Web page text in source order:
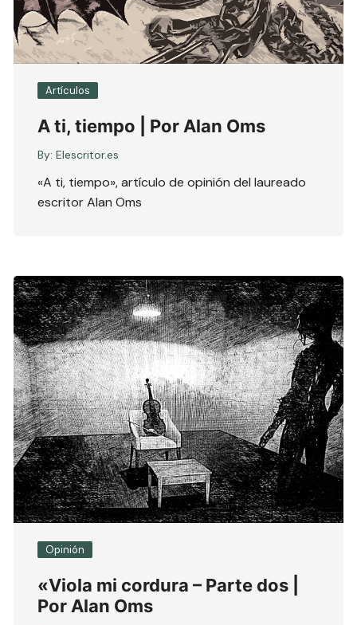
Artículos
A ti, tiempo | Por Alan Oms
By: Elescritor.es
«A ti, tiempo», artículo de opinión del laureado
escritor Alan Oms
Opinión
«Viola mi cordura – Parte dos |
Por Alan Oms